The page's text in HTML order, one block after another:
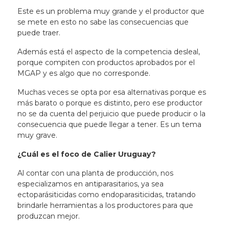
Este es un problema muy grande y el productor que
se mete en esto no sabe las consecuencias que
puede traer.
Además está el aspecto de la competencia desleal,
porque compiten con productos aprobados por el
MGAP y es algo que no corresponde.
Muchas veces se opta por esa alternativas porque es
más barato o porque es distinto, pero ese productor
no se da cuenta del perjuicio que puede producir o la
consecuencia que puede llegar a tener. Es un tema
muy grave.
¿Cuál es el foco de Calier Uruguay?
Al contar con una planta de producción, nos
especializamos en antiparasitarios, ya sea
ectoparásiticidas como endoparasiticidas, tratando
brindarle herramientas a los productores para que
produzcan mejor.